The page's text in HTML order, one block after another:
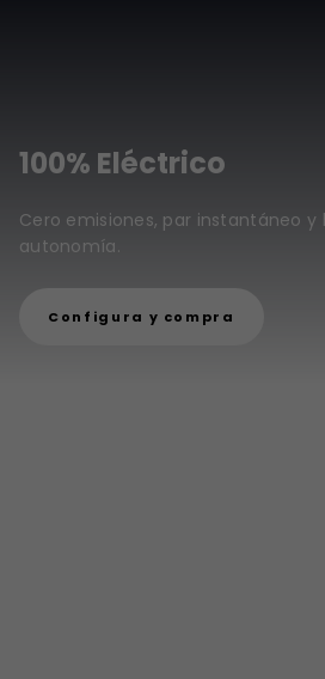
100% Eléctrico
Cero emisiones, par instantáneo y
autonomía.
Configura y compra